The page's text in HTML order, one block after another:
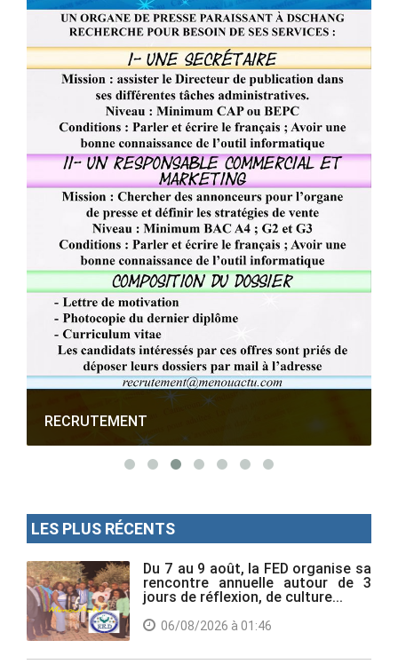
RECRUTEMENT
LES PLUS RÉCENTS
Du 7 au 9 août, la FED organise sa
rencontre annuelle autour de 3
jours de réflexion, de culture...
06/08/2026 à 01:46